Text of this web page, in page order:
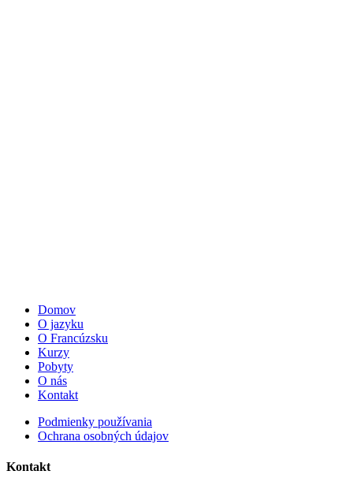
Domov
O jazyku
O Francúzsku
Kurzy
Pobyty
O nás
Kontakt
Podmienky používania
Ochrana osobných údajov
Kontakt